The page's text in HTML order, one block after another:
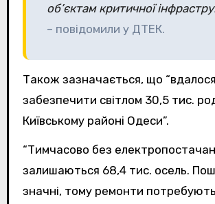
об’єктам критичної
– повідомили у ДТЕК.
Також зазначається, що “вдалося
забезпечити світлом 30,5 тис.
Київському районі Одеси”.
“Тимчасово без
залишаються 68,4 тис. осель.
значні, тому ремонти потребують